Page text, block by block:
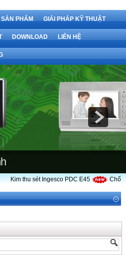
SẢN PHẨM GIẢI PHÁP KỸ THUẬT
DOWNLOAD LIÊN HỆ
Kim thu sét Ingesco PDC E45